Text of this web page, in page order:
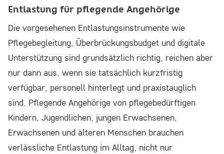
Entlastung für pflegende Angehörige
Die vorgesehenen Entlastungsinstrumente wie
Pflegebegleitung, Überbrückungsbudget und digitale
Unterstützung sind grundsätzlich richtig, reichen aber
nur dann aus, wenn sie tatsächlich kurzfristig
verfügbar, personell hinterlegt und praxistauglich
sind. Pflegende Angehörige von pflegebedürftigen
Kindern, Jugendlichen, jungen Erwachsenen,
Erwachsenen und älteren Menschen brauchen
verlässliche Entlastung im Alltag, nicht nur